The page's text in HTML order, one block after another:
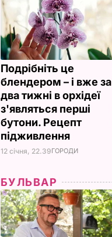
Подрібніть це
блендером – і вже за
два тижні в орхідеї
з'являться перші
бутони. Рецепт
підживлення
12 січня, 22.39ГОРОДИ
БУЛЬВАР